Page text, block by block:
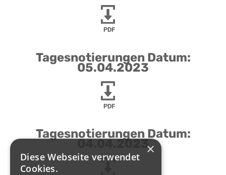
PDF
Tagesnotierungen Datum:
05.04.2023
PDF
Tagesnotierungen Datum:
04.04.2023×
Diese Webseite verwendet
Cookies.